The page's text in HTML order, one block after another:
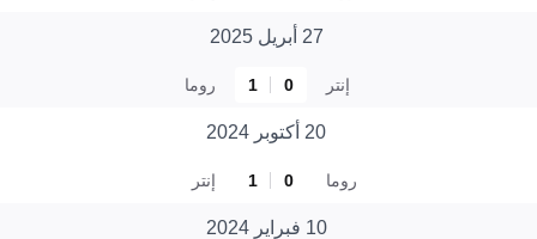
27 أبريل 2025
إنتر 0
1 روما
20 أكتوبر 2024
روما 0
1 إنتر
10 فبراير 2024